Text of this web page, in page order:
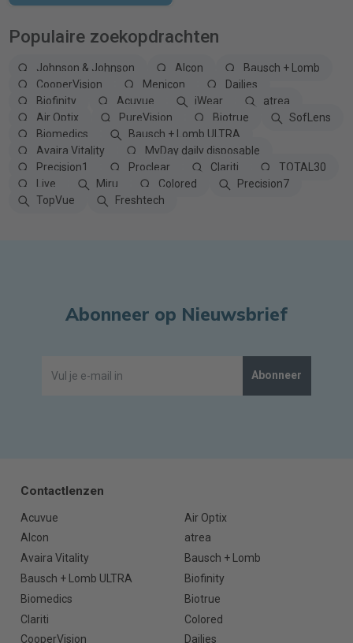
Populaire zoekopdrachten
Johnson & Johnson Alcon
Bausch + Lomb
CooperVision
Menicon
Dailies
Biofinity
Acuvue iWear
atrea
Air Optix
PureVision Biotrue
SofLens
Biomedics
Bausch + Lomb ULTRA
Avaira Vitality
MyDay daily disposable
Precision1
Proclear Clariti
TOTAL30
Live
Miru Colored
Precision7
TopVue
Freshtech
Abonneer op Nieuwsbrief
Abonneer
Contactlenzen
Acuvue
Air Optix
Alcon
atrea
Avaira Vitality
Bausch + Lomb
Bausch + Lomb ULTRA
Biofinity
Biomedics
Biotrue
Clariti
Colored
CooperVision
Dailies